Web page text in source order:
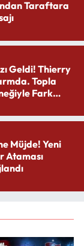
Taraftara
Geldi! Thierry
Topla
Fark
Müjde! Yeni
Ataması